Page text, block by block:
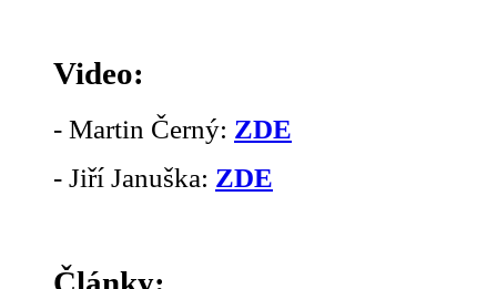
Video:
- Martin Černý: ZDE
- Jiří Januška: ZDE